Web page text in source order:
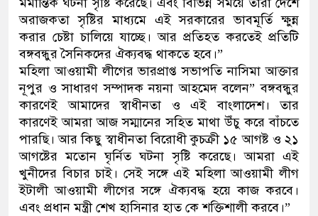
অরাজকতা সৃষ্টির মাধ্যমে এই সরকারের ভাবমূর্তি ক্ষুন্ন
করার চেষ্টা চালিয়ে যাচ্ছে। আর প্রতিহত করতেই প্রতিটি
বঙ্গবন্ধুর সৈনিকদের ঐক্যবদ্ধ থাকতে হবে।”
মহিলা আওয়ামী লীগের ভারপ্রাপ্ত সভাপতি নাসিমা আক্তার
নূপুর ও সাধারণ সম্পাদক নয়না আহমেদ বলেন” বঙ্গবন্ধুর
কারণেই আমাদের স্বাধীনতা ও এই বাংলাদেশ। তার
কারণেই আমরা আজ সম্মানের সহিত মাথা উঁচু করে বাঁচতে
পারছি। আর কিছু স্বাধীনতা বিরোধী কুচক্রী ১৫ আগষ্ট ও ২১
আগষ্টের মতোন ঘৃর্নিত ঘটনা সৃষ্টি করেছে। আমরা এই
খুনীদের বিচার চাই। সেই সঙ্গে এই মহিলা আওয়ামী লীগ
ইটালী আওয়ামী লীগের সঙ্গে ঐক্যবদ্ধ হয়ে কাজ করবে।
এবং প্রধান মন্ত্রী শেখ হাসিনার হাত কে শক্তিশালী করবে।”